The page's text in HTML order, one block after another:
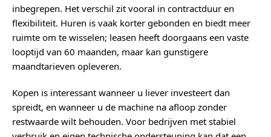
inbegrepen. Het verschil zit vooral in contractduur en
flexibiliteit. Huren is vaak korter gebonden en biedt meer
ruimte om te wisselen; leasen heeft doorgaans een vaste
looptijd van 60 maanden, maar kan gunstigere
maandtarieven opleveren.
Kopen is interessant wanneer u liever investeert dan
spreidt, en wanneer u de machine na afloop zonder
restwaarde wilt behouden. Voor bedrijven met stabiel